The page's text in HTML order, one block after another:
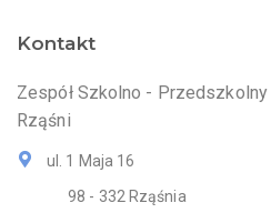
Kontakt
Zespół Szkolno - Przedszkolny
Rząśni
ul. 1 Maja 16
98 - 332 Rząśnia